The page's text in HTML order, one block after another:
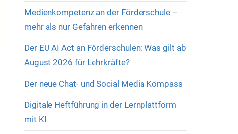
Medienkompetenz an der Förderschule –
mehr als nur Gefahren erkennen
Der EU AI Act an Förderschulen: Was gilt ab
August 2026 für Lehrkräfte?
Der neue Chat- und Social Media Kompass
Digitale Heftführung in der Lernplattform
mit KI